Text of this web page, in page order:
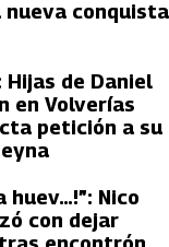
nueva conquista
Hijas de Daniel
en Volverías
petición a su
huev…!”: Nico
con dejar